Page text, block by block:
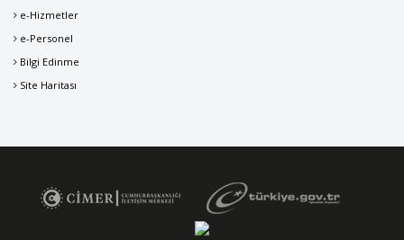
e-Hizmetler
e-Personel
Bilgi Edinme
Site Haritası